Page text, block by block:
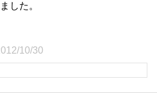
した。
10/30